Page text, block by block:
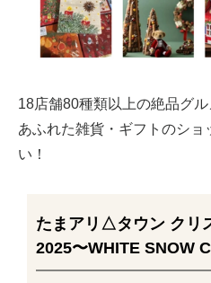
18店舗80種類以上の絶品グ
あふれた雑貨・ギフトのショ
い！
たまアリ△タウン クリ
2025〜WHITE SNOW